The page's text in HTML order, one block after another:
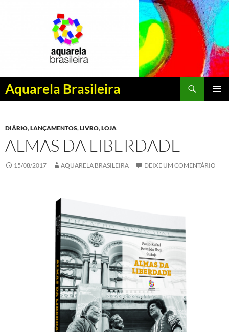
Aquarela Brasileira
Pesquisar
PULAR
CONTEÚDO
DIÁRIO,LANÇAMENTOS,LIVRO,LOJA
ALMAS DA LIBERDADE
15/08/2017 AQUARELA BRASILEIRA DEIXE UM COMENTÁRIO